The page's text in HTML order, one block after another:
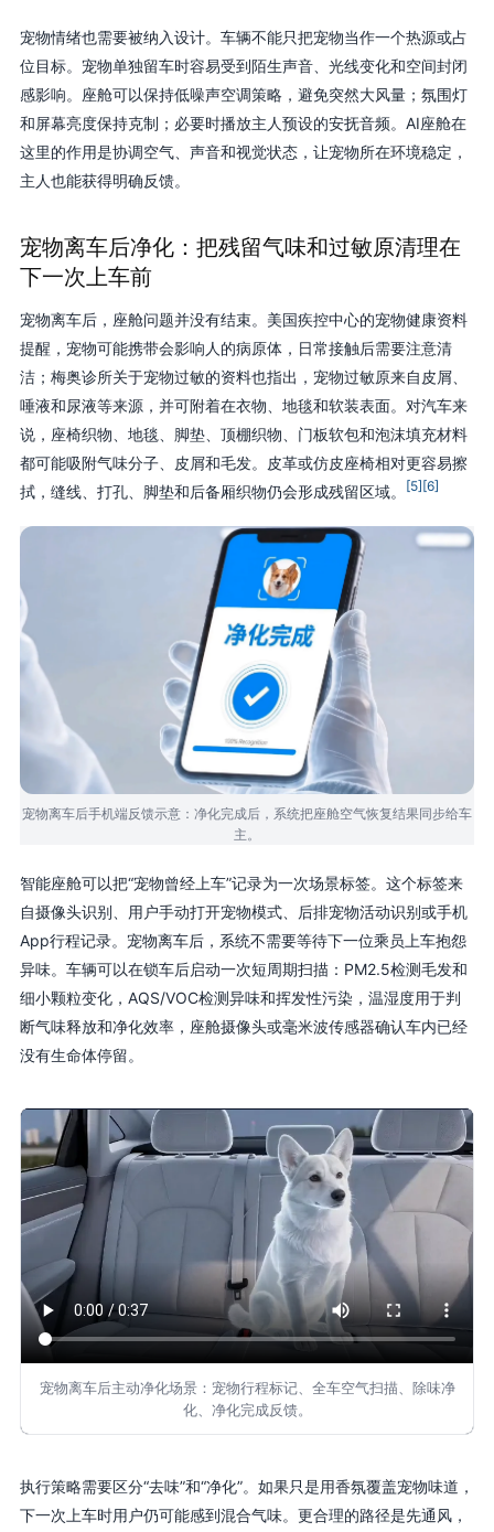
宠物情绪也需要被纳入设计。车辆不能只把宠物当作一个热源或占
位目标。宠物单独留车时容易受到陌生声音、光线变化和空间封闭
感影响。座舱可以保持低噪声空调策略，避免突然大风量；氛围灯
和屏幕亮度保持克制；必要时播放主人预设的安抚音频。AI座舱在
这里的作用是协调空气、声音和视觉状态，让宠物所在环境稳定，
主人也能获得明确反馈。
宠物离车后净化：把残留气味和过敏原清理在
下一次上车前
宠物离车后，座舱问题并没有结束。美国疾控中心的宠物健康资料
提醒，宠物可能携带会影响人的病原体，日常接触后需要注意清
洁；梅奥诊所关于宠物过敏的资料也指出，宠物过敏原来自皮屑、
唾液和尿液等来源，并可附着在衣物、地毯和软装表面。对汽车来
说，座椅织物、地毯、脚垫、顶棚织物、门板软包和泡沫填充材料
都可能吸附气味分子、皮屑和毛发。皮革或仿皮座椅相对更容易擦
拭，缝线、打孔、脚垫和后备厢织物仍会形成残留区域。
[5][6]
宠物离车后手机端反馈示意：净化完成后，系统把座舱空气恢复结果同步给车
主。
智能座舱可以把“宠物曾经上车”记录为一次场景标签。这个标签来
自摄像头识别、用户手动打开宠物模式、后排宠物活动识别或手机
App行程记录。宠物离车后，系统不需要等待下一位乘员上车抱怨
异味。车辆可以在锁车后启动一次短周期扫描：PM2.5检测毛发和
细小颗粒变化，AQS/VOC检测异味和挥发性污染，温湿度用于判
断气味释放和净化效率，座舱摄像头或毫米波传感器确认车内已经
没有生命体停留。
宠物离车后主动净化场景：宠物行程标记、全车空气扫描、除味净
化、净化完成反馈。
执行策略需要区分“去味”和“净化”。如果只是用香氛覆盖宠物味道，
下一次上车时用户仍可能感到混合气味。更合理的路径是先通风，